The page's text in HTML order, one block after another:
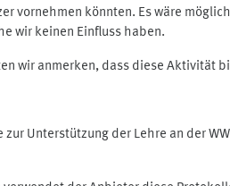
vornehmen könnten. Es wäre
wir keinen Einfluss haben.
wir anmerken, dass diese Aktivität
Unterstützung der Lehre an der